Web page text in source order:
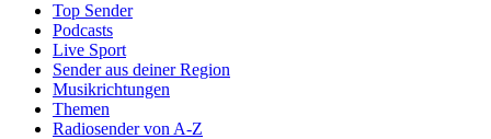
Top Sender
Podcasts
Live Sport
Sender aus deiner Region
Musikrichtungen
Themen
Radiosender von A-Z